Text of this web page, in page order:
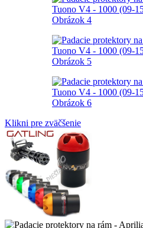
Klikni pre zväčšenie